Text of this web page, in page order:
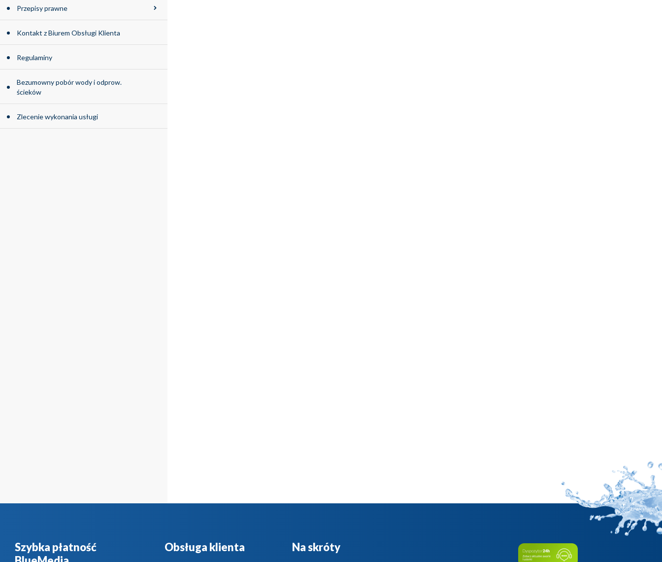
Przepisy prawne
Kontakt z Biurem Obsługi Klienta
Regulaminy
Bezumowny pobór wody i odprow.
ścieków
Zlecenie wykonania usługi
Szybka płatność
Obsługa klienta Na skróty